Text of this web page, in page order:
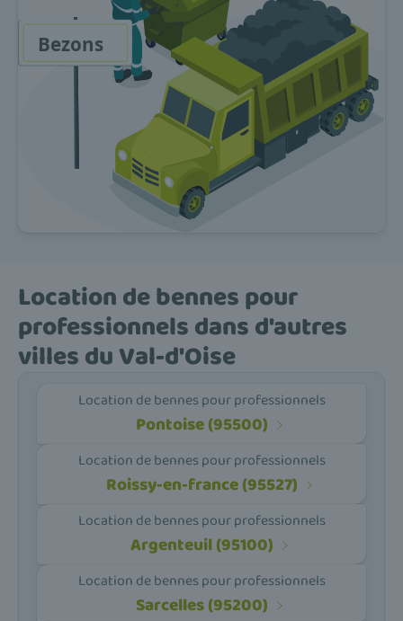
Location de bennes pour
professionnels dans d'autres
villes du Val-d'Oise
Location de bennes pour professionnels
Pontoise (95500)
Location de bennes pour professionnels
Roissy-en-france (95527)
Location de bennes pour professionnels
Argenteuil (95100)
Location de bennes pour professionnels
Sarcelles (95200)